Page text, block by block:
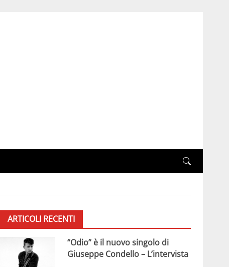
ARTICOLI RECENTI
“Odio” è il nuovo singolo di
Giuseppe Condello – L’intervista